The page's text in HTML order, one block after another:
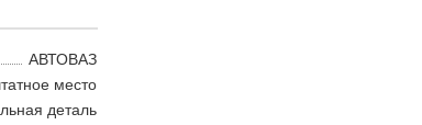
АВТОВАЗ
место
деталь